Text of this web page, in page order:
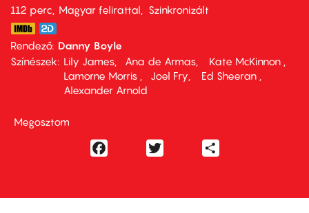
112 perc,
Magyar felirattal Szinkronizált
Rendező Danny Boyle
Színészek
Lily James Ana de Armas
Kate McKinnon
Lamorne Morris
Joel Fry
Ed Sheeran
Alexander Arnold
Megosztom
Facebook